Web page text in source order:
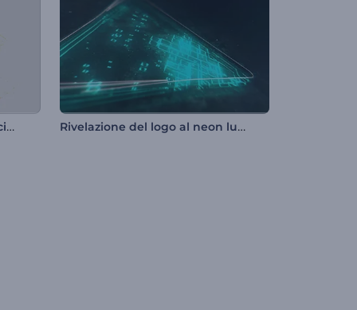
Introduzione alle particelle scintillanti Rivelazione del logo al neon luminoso